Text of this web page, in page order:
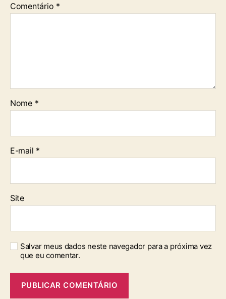
Comentário *
Nome *
E-mail *
Site
Salvar meus dados neste navegador para a próxima vez
que eu comentar.